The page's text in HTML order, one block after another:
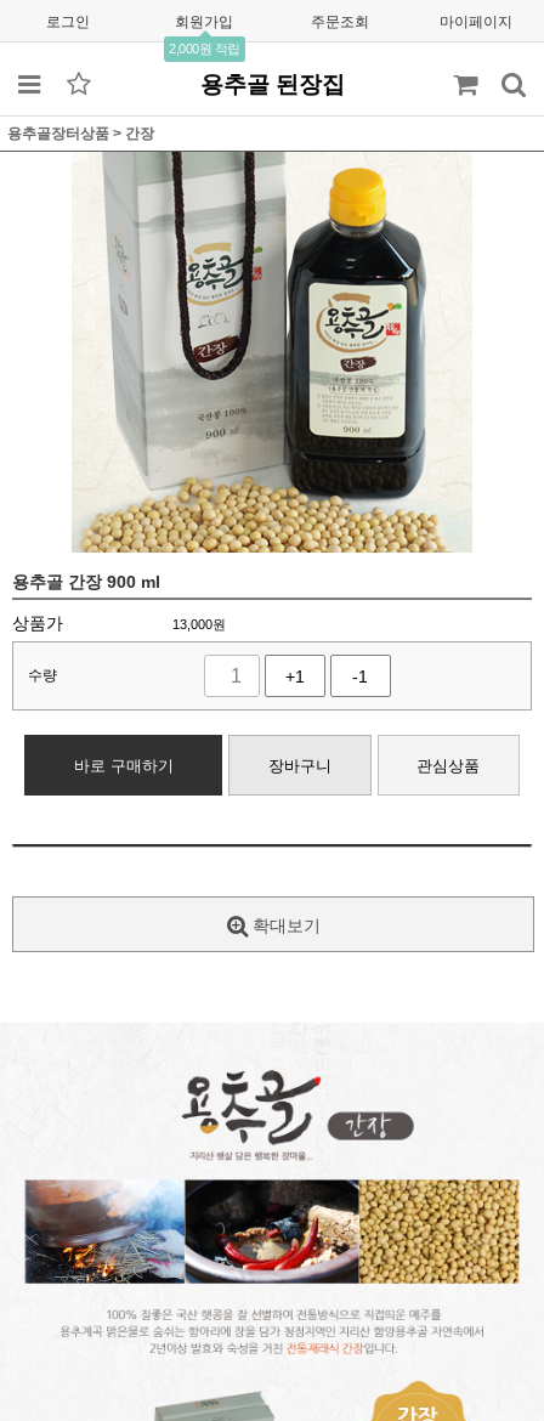
로그인 회원가입
2,000원 적립
주문조회 마이페이지
용추골 된장집
용추골장터상품 > 간장
용추골 간장 900 ml
상품가 13,000원
수량 +1 -1
바로 구매하기 장바구니 관심상품
확대보기